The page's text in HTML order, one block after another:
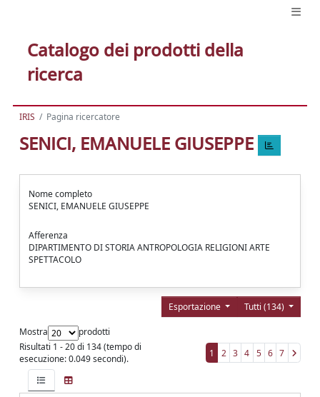
Catalogo dei prodotti della
ricerca
IRIS Pagina ricercatore
SENICI, EMANUELE GIUSEPPE
Nome completo
SENICI, EMANUELE GIUSEPPE
Afferenza
DIPARTIMENTO DI STORIA ANTROPOLOGIA RELIGIONI ARTE
SPETTACOLO
Tutti (134)
Esportazione
Mostra
prodotti
Risultati 1 - 20 di 134 (tempo di
esecuzione: 0.049 secondi).
1 2 3 4 5 6 7